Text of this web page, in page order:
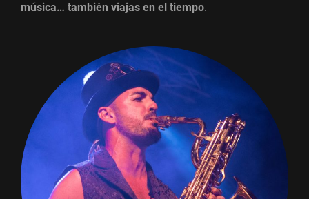
música… también viajas en el tiempo.